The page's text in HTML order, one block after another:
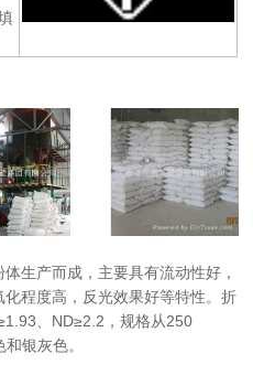
生产而成，主要具有流动性好，
程度高，反光效果好等特性。折
、ND≥2.2，规格从250
银灰色。